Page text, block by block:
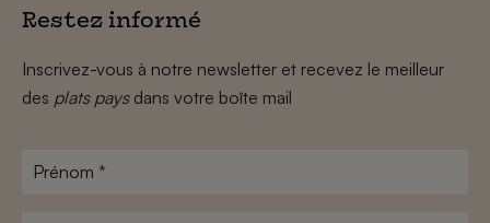
Restez informé
Inscrivez-vous à notre newsletter et recevez le meilleur
des plats paysdans votre boîte mail
Prénom